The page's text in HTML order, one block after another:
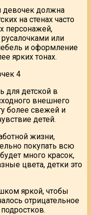
девочек должна
на стенах часто
персонажей,
или
и оформление
ярких тонах.
для детской в
внешнего
более свежей и
детей.
жизни,
покупать всю
много красок,
цвета, детки это
яркой, чтобы
отрицательное